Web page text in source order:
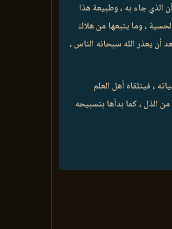
الذي جاء به ، وطبيعة هذا
، وما يتبعها من هلاك
أن يعذر الله سبحانه الناس ،
، فيتلقاه أهل العلم
الذل ، كما بدأها بتسبيحه